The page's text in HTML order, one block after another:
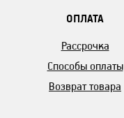
ОПЛАТА
Рассрочка
Способы оплаты
Возврат товара